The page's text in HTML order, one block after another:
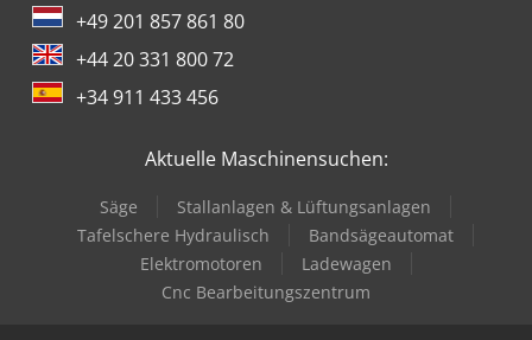
+49 201 857 861 80
+44 20 331 800 72
+34 911 433 456
Aktuelle Maschinensuchen:
Säge
Stallanlagen & Lüftungsanlagen
Tafelschere Hydraulisch
Bandsägeautomat
Elektromotoren
Ladewagen
Cnc Bearbeitungszentrum